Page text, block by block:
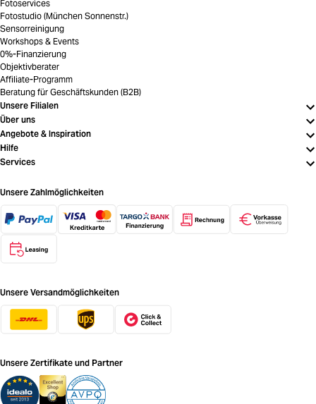
Fotoservices
Fotostudio (München Sonnenstr.)
Sensorreinigung
Workshops & Events
0%-Finanzierung
Objektivberater
Affiliate-Programm
Beratung für Geschäftskunden (B2B)
Unsere Filialen
Über uns
Angebote & Inspiration
Hilfe
Services
Unsere Zahlmöglichkeiten
Unsere Versandmöglichkeiten
Unsere Zertifikate und Partner